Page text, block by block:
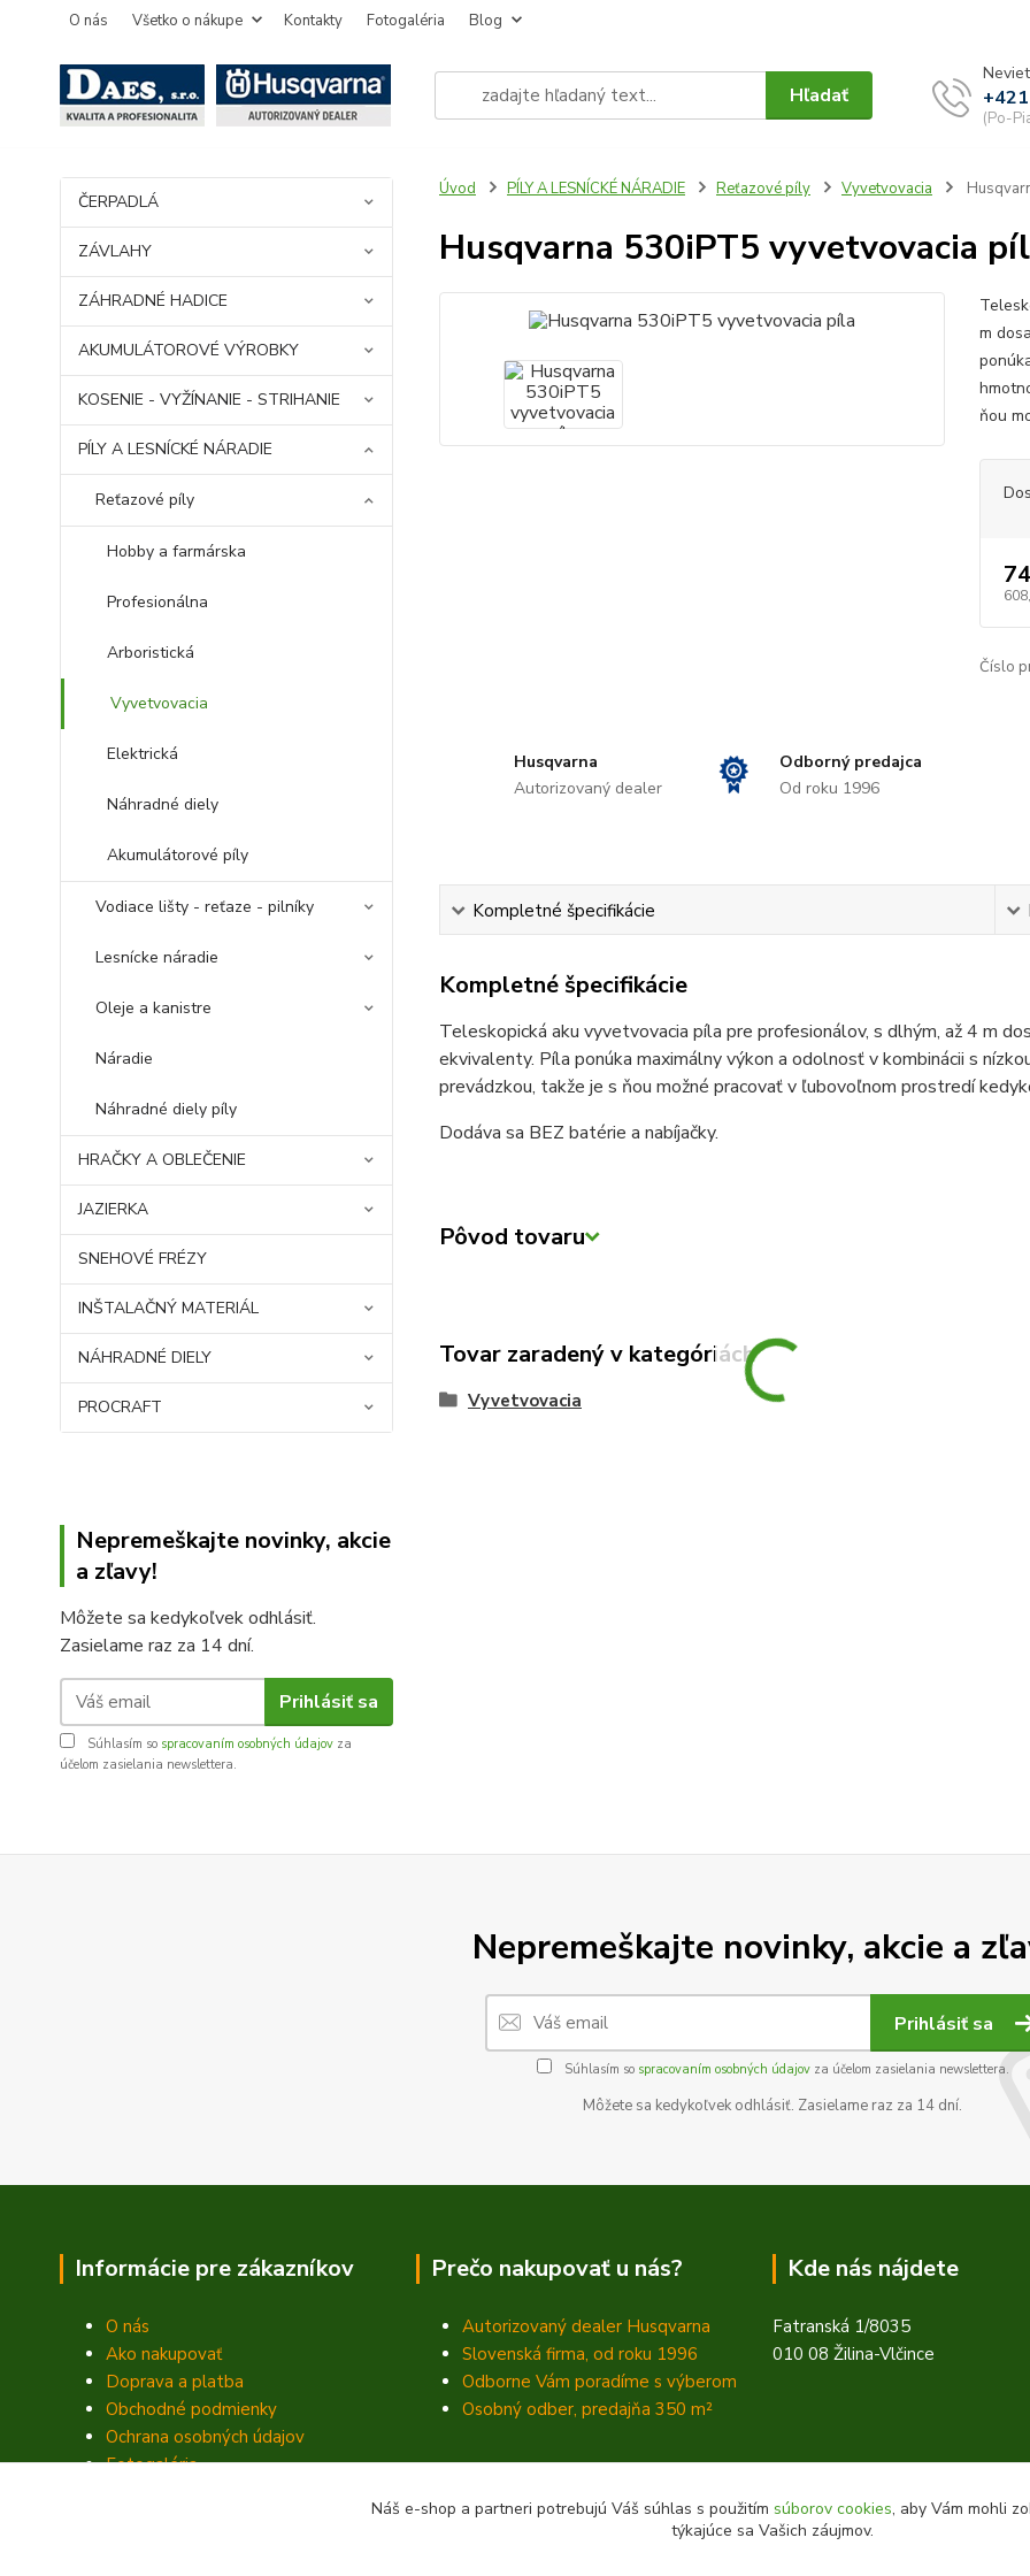
O nás Všetko o nákupe Kontakty Fotogaléria Blog
Hľadať
(Po-
ČERPADLÁ
ZÁVLAHY
ZÁHRADNÉ HADICE
AKUMULÁTOROVÉ VÝROBKY
KOSENIE - VYŽÍNANIE - STRIHANIE
PÍLY A LESNÍCKÉ NÁRADIE
Reťazové píly
Hobby a farmárska
Profesionálna
Arboristická
Vyvetvovacia
Elektrická
Náhradné diely
Akumulátorové píly
Vodiace lišty - reťaze - pilníky
Lesnícke náradie
Oleje a kanistre
Náradie
Náhradné diely píly
HRAČKY A OBLEČENIE
JAZIERKA
SNEHOVÉ FRÉZY
INŠTALAČNÝ MATERIÁL
NÁHRADNÉ DIELY
PROCRAFT
Nepremeškajte novinky, akcie
a zľavy!
Môžete sa kedykoľvek odhlásiť.
Zasielame raz za 14 dní.
Prihlásiť sa
Súhlasím so spracovaním osobných údajov za
účelom zasielania newslettera.
Úvod PÍLY A LESNÍCKÉ NÁRADIE Reťazové píly Vyvetvovacia
Husqvarna 530iPT5 vyvetvovacia
m
ňou
Číslo
Husqvarna
Autorizovaný dealer
Odborný predajca
Od roku 1996
Kompletné špecifikácie
Kompletné špecifikácie
Teleskopická aku vyvetvovacia píla pre profesionálov, s dlhým, až 4 m
ekvivalenty. Píla ponúka maximálny výkon a odolnosť v kombinácii s
prevádzkou, takže je s ňou možné pracovať v ľubovoľnom prostredí
Dodáva sa BEZ batérie a nabíjačky.
Pôvod tovaru
Tovar zaradený v kategóriách
Vyvetvovacia
Nepremeškajte novinky, akcie a
Prihlásiť sa
Súhlasím so spracovaním osobných údajovza účelom zasielania newslettera.
Môžete sa kedykoľvek odhlásiť. Zasielame raz za 14 dní.
Informácie pre zákazníkov
O nás
Ako nakupovať
Doprava a platba
Obchodné podmienky
Ochrana osobných údajov
Fotogaléria
Prečo nakupovať u nás?
Autorizovaný dealer Husqvarna
Slovenská firma, od roku 1996
Odborne Vám poradíme s výberom
Osobný odber, predajňa 350 m²
Kde nás nájdete
Fatranská 1/8035
010 08 Žilina-Vlčince
Náš e-shop a partneri potrebujú Váš súhlas s použitím súborov cookies, aby Vám mohli
týkajúce sa Vašich záujmov.